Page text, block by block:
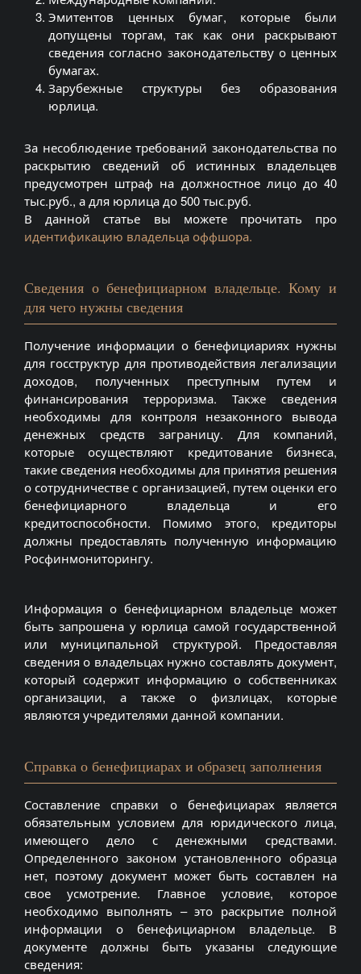
Эмитентов ценных бумаг, которые были
допущены торгам, так как они раскрывают
сведения согласно законодательству о ценных
бумагах.
Зарубежные структуры без образования
юрлица.
За несоблюдение требований законодательства по
раскрытию сведений об истинных владельцев
предусмотрен штраф на должностное лицо до 40
тыс.руб., а для юрлица до 500 тыс.руб.
В данной статье вы можете прочитать про
идентификацию владельца оффшора.
Сведения о бенефициарном владельце. Кому и
для чего нужны сведения
Получение информации о бенефициариях нужны
для госструктур для противодействия легализации
доходов, полученных преступным путем и
финансирования терроризма. Также сведения
необходимы для контроля незаконного вывода
денежных средств заграницу. Для компаний,
которые осуществляют кредитование бизнеса,
такие сведения необходимы для принятия решения
о сотрудничестве с организацией, путем оценки его
бенефициарного владельца и его
кредитоспособности. Помимо этого, кредиторы
должны предоставлять полученную информацию
Росфинмониторингу.
Информация о бенефициарном владельце может
быть запрошена у юрлица самой государственной
или муниципальной структурой. Предоставляя
сведения о владельцах нужно составлять документ,
который содержит информацию о собственниках
организации, а также о физлицах, которые
являются учредителями данной компании.
Справка о бенефициарах и образец заполнения
Составление справки о бенефициарах является
обязательным условием для юридического лица,
имеющего дело с денежными средствами.
Определенного законом установленного образца
нет, поэтому документ может быть составлен на
свое усмотрение. Главное условие, которое
необходимо выполнять – это раскрытие полной
информации о бенефициарном владельце. В
документе должны быть указаны следующие
сведения: